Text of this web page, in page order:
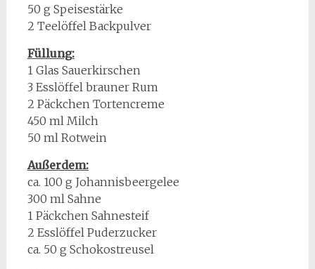
50 g Speisestärke
2 Teelöffel Backpulver
Füllung:
1 Glas Sauerkirschen
3 Esslöffel brauner Rum
2 Päckchen Tortencreme
450 ml Milch
50 ml Rotwein
Außerdem:
ca. 100 g Johannisbeergelee
300 ml Sahne
1 Päckchen Sahnesteif
2 Esslöffel Puderzucker
ca. 50 g Schokostreusel